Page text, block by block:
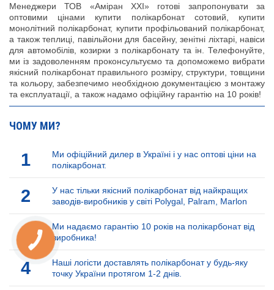
Менеджери ТОВ «Аміран XXI» готові запропонувати за
оптовими цінами купити полікарбонат сотовий, купити
монолітний полікарбонат, купити профільований полікарбонат,
а також теплиці, павільйони для басейну, зенітні ліхтарі, навіси
для автомобілів, козирки з полікарбонату та ін. Телефонуйте,
ми із задоволенням проконсультуємо та допоможемо вибрати
якісний полікарбонат правильного розміру, структури, товщини
та кольору, забезпечимо необхідною документацією з монтажу
та експлуатації, а також надамо офіційну гарантію на 10 років!
ЧОМУ МИ?
1
Ми офіційний дилер в Україні і у нас оптові ціни на
полікарбонат.
2
У нас тільки якісний полікарбонат від найкращих
заводів-виробників у світі Polygal, Palram, Marlon
3
Ми надаємо гарантію 10 років на полікарбонат від
виробника!
4
Наші логісти доставлять полікарбонат у будь-яку
точку України протягом 1-2 днів.
КНОПКА
ЗВ'ЯЗКУ